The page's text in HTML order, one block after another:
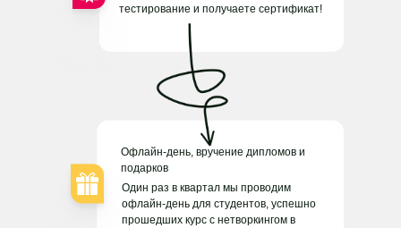
тестирование и получаете сертификат!
Офлайн-день, вручение дипломов и
подарков
Один раз в квартал мы проводим
офлайн-день для студентов, успешно
прошедших курс с нетворкингом в